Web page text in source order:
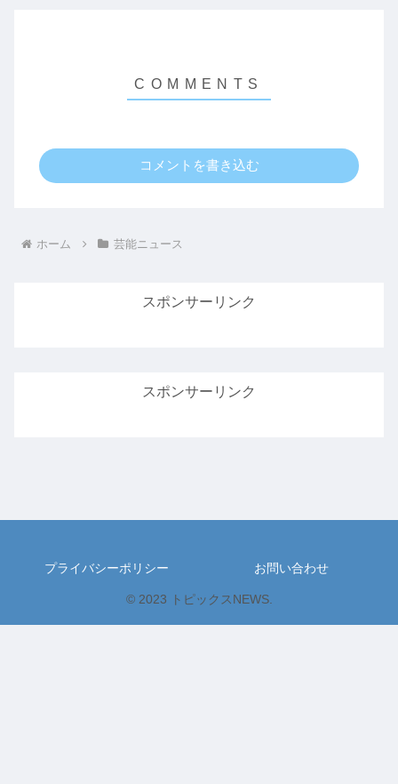
コメントを書き込む
ホーム 芸能ニュース
スポンサーリンク
スポンサーリンク
プライバシーポリシー お問い合わせ
© 2023 トピックスNEWS.